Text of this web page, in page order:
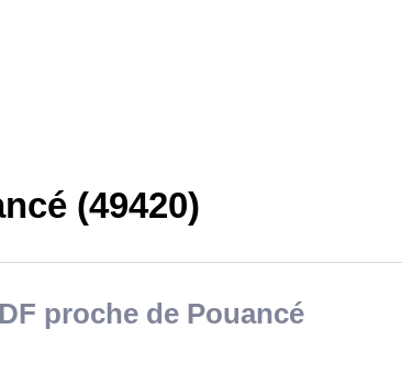
(49420)
proche de Pouancé